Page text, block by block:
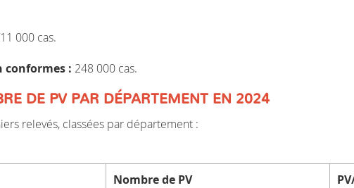
000 cas.
: 248 000 cas.
DE PV PAR DÉPARTEMENT EN 2024
relevés, classées par département :
Nombre de PV